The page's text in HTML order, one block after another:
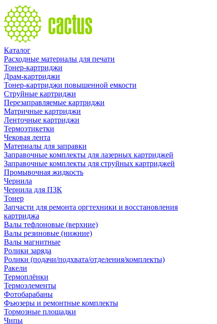
Каталог
Расходные материалы для печати
Тонер-картриджи
Драм-картриджи
Тонер-картриджи повышенной емкости
Струйные картриджи
Перезаправляемые картриджи
Матричные картриджи
Ленточные картриджи
Термоэтикетки
Чековая лента
Материалы для заправки
Заправочные комплекты для лазерных картриджей
Заправочные комплекты для струйных картриджей
Промывочная жидкость
Чернила
Чернила для ПЗК
Тонер
Запчасти для ремонта оргтехники и восстановления
картриджа
Валы тефлоновые (верхние)
Валы резиновые (нижние)
Валы магнитные
Ролики заряда
Ролики (подачи/подхвата/отделения/комплекты)
Ракели
Термоплёнки
Термоэлементы
Фотобарабаны
Фьюзеры и ремонтные комплекты
Тормозные площадки
Чипы